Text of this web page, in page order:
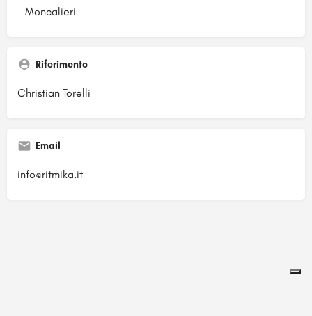
- Moncalieri -
Riferimento
Christian Torelli
Email
info@ritmika.it